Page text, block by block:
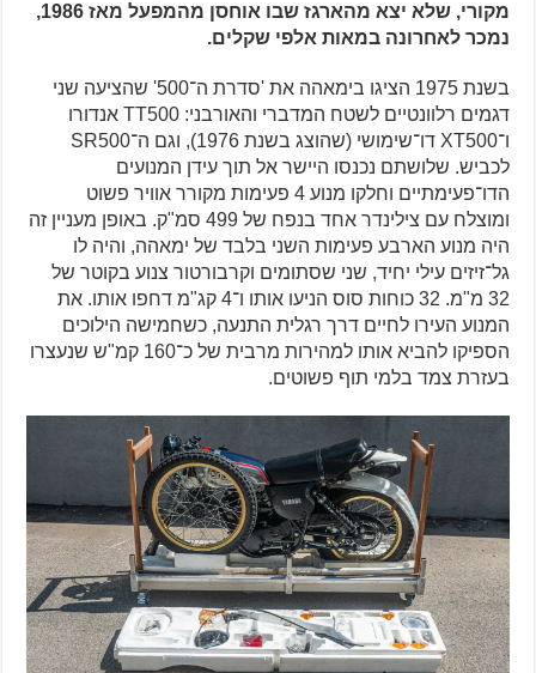
מקורי, שלא יצא מהארגז שבו אוחסן מהמפעל מאז 1986,
נמכר לאחרונה במאות אלפי שקלים.
בשנת 1975 הציגו בימאהה את 'סדרת ה־500' שהציעה שני
דגמים רלוונטיים לשטח המדברי והאורבני: TT500 אנדורו
ו־XT500 דו־שימושי (שהוצג בשנת 1976), וגם ה־SR500
לכביש. שלושתם נכנסו היישר אל תוך עידן המנועים
הדו־פעימתיים וחלקו מנוע 4 פעימות מקורר אוויר פשוט
ומוצלח עם צילינדר אחד בנפח של 499 סמ"ק. באופן מעניין זה
היה מנוע הארבע פעימות השני בלבד של ימאהה, והיה לו
גל־זיזים עילי יחיד, שני שסתומים וקרבורטור צנוע בקוטר של
32 מ"מ. 32 כוחות סוס הניעו אותו ו־4 קג"מ דחפו אותו. את
המנוע העירו לחיים דרך רגלית התנעה, כשחמישה הילוכים
הספיקו להביא אותו למהירות מרבית של כ־160 קמ"ש שנעצרו
בעזרת צמד בלמי תוף פשוטים.